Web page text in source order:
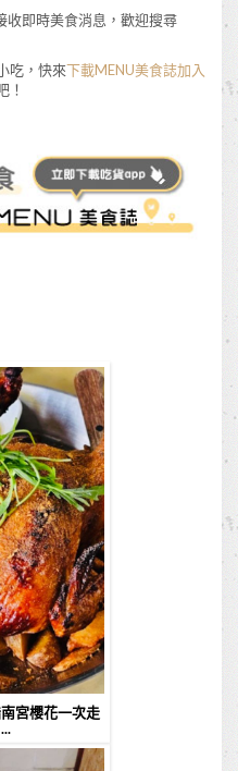
收即時美食消息，歡迎搜尋
吃，快來下載MENU美食誌加入
！
宮櫻花一次走